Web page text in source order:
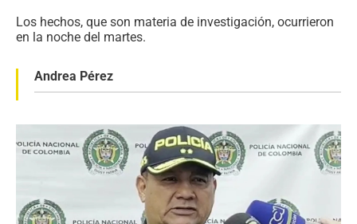
Los hechos, que son materia de investigación, ocurrieron
en la noche del martes.
Andrea Pérez